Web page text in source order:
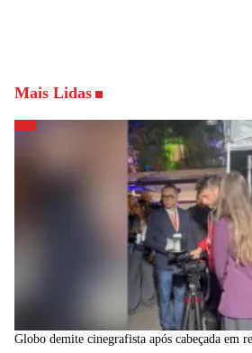
Mais Lidas
Globo demite cinegrafista após cabeçada em